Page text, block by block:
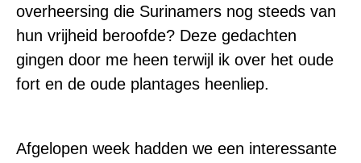
overheersing die Surinamers nog steeds van
hun vrijheid beroofde? Deze gedachten
gingen door me heen terwijl ik over het oude
fort en de oude plantages heenliep.
Afgelopen week hadden we een interessante